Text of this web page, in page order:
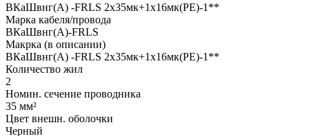
ВКаШвнг(A) -FRLS 2x35мк+1x16мк(PE)-1**
Марка кабеля/провода
ВКаШвнг(A)-FRLS
Макрка (в описании)
ВКаШвнг(A) -FRLS 2x35мк+1x16мк(PE)-1**
Количество жил
2
Номин. сечение проводника
35 мм²
Цвет внешн. оболочки
Черный